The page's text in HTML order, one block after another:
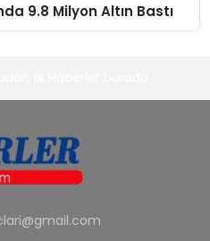
9.8 Milyon Altın Bastı